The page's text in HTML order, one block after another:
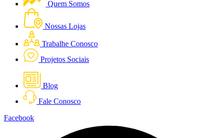
Quem Somos
Nossas Lojas
Trabalhe Conosco
Projetos Sociais
Blog
Fale Conosco
Facebook